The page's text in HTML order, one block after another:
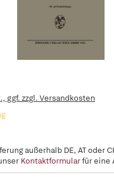
ggf. zzgl. Versandkosten
außerhalb DE, AT oder
Kontaktformularfür eine